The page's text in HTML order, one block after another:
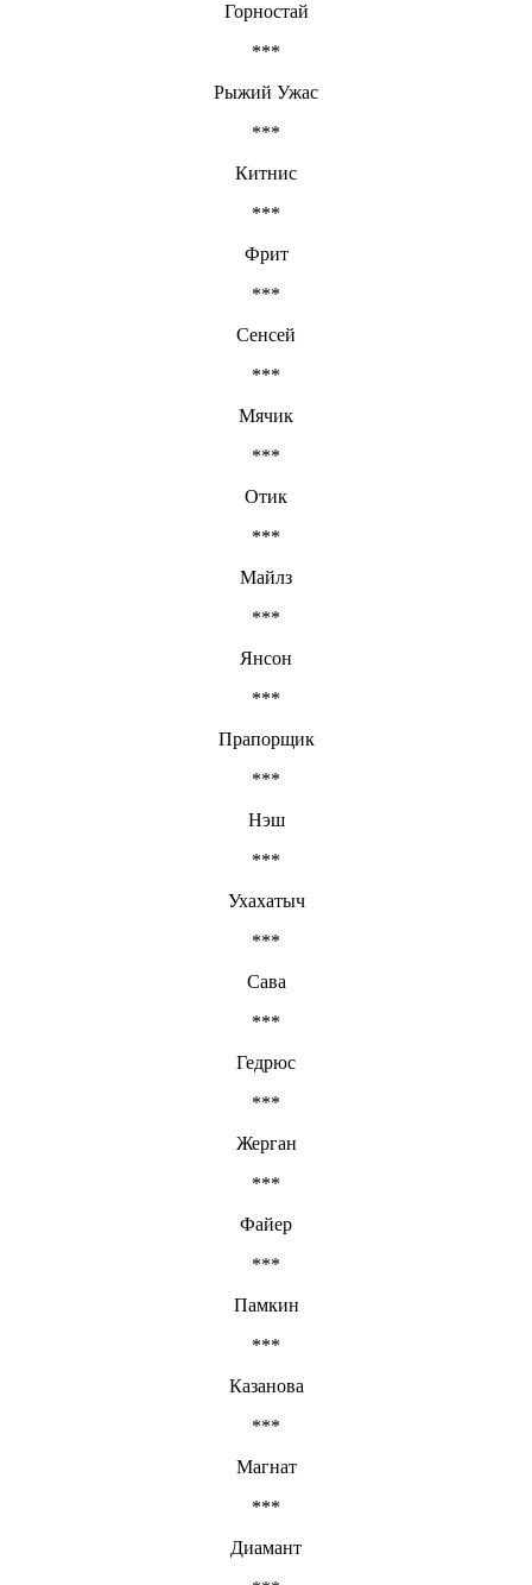
Горностай
***
Рыжий Ужас
***
Китнис
***
Фрит
***
Сенсей
***
Мячик
***
Отик
***
Майлз
***
Янсон
***
Прапорщик
***
Нэш
***
Ухахатыч
***
Сава
***
Гедрюс
***
Жерган
***
Файер
***
Памкин
***
Казанова
***
Магнат
***
Диамант